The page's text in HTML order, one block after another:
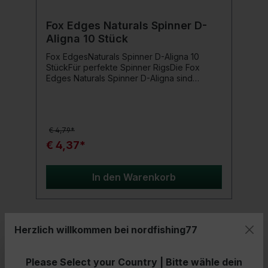
Fox Edges Naturals Spinner D-
Aligna 10 Stück
Fox EdgesNaturals Spinner D-Aligna 10
StückFür perfekte Spinner RigsDie Fox
Edges Naturals Spinner D-Aligna sind
Spinner RigsMaximale Bewegungsfreiheit
für das HookbaitHilft beim separieren von
Köder und Haken für optimales
HakenEinfache Befestigung von Hookbait
mit Micro Hook Ring Swivel oder Bait
GrößenEinsatzbereichDer Fox Edges
vorgeformten Design ermöglicht er eine
bieten. Ideal für Angler, die ihre Montage
€ 4,79*
€ 4,37*
In den Warenkorb
Herzlich willkommen bei nordfishing77
Please Select your Country | Bitte wähle dein